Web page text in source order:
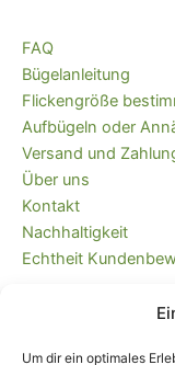
Um dir ein optimales
FAQ
Bügelanleitung
Flickengröße
Aufbügeln oder
Versand und
Über uns
Kontakt
Nachhaltigkeit
Echtheit
Kaufvertrag